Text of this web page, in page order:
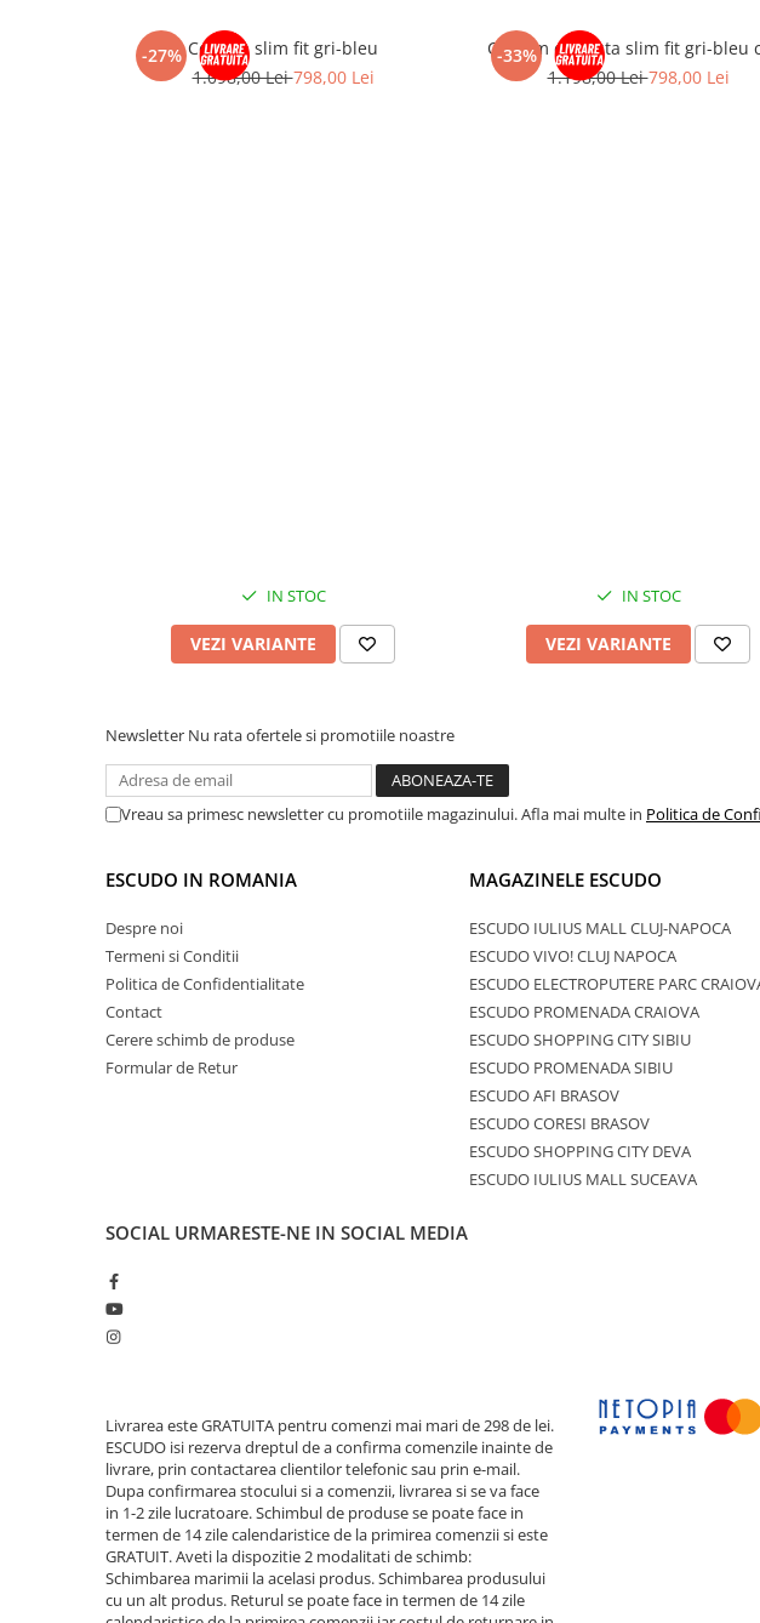
-27% Costum slim fit gri-bleu
1.098,00 Lei798,00 Lei
IN STOC
VEZI VARIANTE
-33%
Costum cu vesta slim fit gri-bleu
1.198,00 Lei798,00 Lei
IN STOC
VEZI VARIANTE
Newsletter Nu rata ofertele si promotiile noastre
Vreau sa primesc newsletter cu promotiile magazinului. Afla mai multe in Politica de
ESCUDO IN ROMANIA
Despre noi
Termeni si Conditii
Politica de Confidentialitate
Contact
Cerere schimb de produse
Formular de Retur
MAGAZINELE ESCUDO
ESCUDO IULIUS MALL CLUJ-NAPOCA
ESCUDO VIVO! CLUJ NAPOCA
ESCUDO ELECTROPUTERE PARC
ESCUDO PROMENADA CRAIOVA
ESCUDO SHOPPING CITY SIBIU
ESCUDO PROMENADA SIBIU
ESCUDO AFI BRASOV
ESCUDO CORESI BRASOV
ESCUDO SHOPPING CITY DEVA
ESCUDO IULIUS MALL SUCEAVA
SOCIAL URMARESTE-NE IN SOCIAL MEDIA
Livrarea este GRATUITA pentru comenzi mai mari de 298 de lei.
ESCUDO isi rezerva dreptul de a confirma comenzile inainte de
livrare, prin contactarea clientilor telefonic sau prin e-mail.
Dupa confirmarea stocului si a comenzii, livrarea si se va face
in 1-2 zile lucratoare. Schimbul de produse se poate face in
termen de 14 zile calendaristice de la primirea comenzii si este
GRATUIT. Aveti la dispozitie 2 modalitati de schimb:
Schimbarea marimii la acelasi produs. Schimbarea produsului
cu un alt produs. Returul se poate face in termen de 14 zile